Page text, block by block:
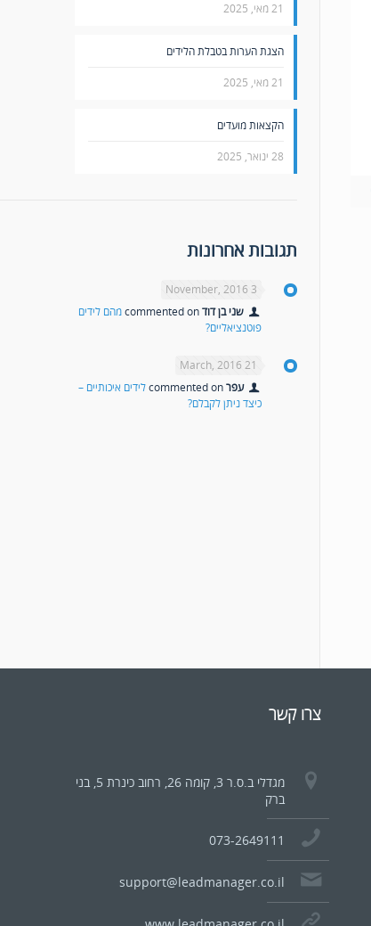
21 מאי, 2025
הצגת הערות בטבלת הלידים
21 מאי, 2025
הקצאות מועדים
28 ינואר, 2025
תגובות אחרונות
3 November, 2016
שני בן דודcommented on
מהם לידים
פוטנציאליים?
21 March, 2016
עפרcommented on
לידים איכותיים –
כיצד ניתן לקבלם?
צרו קשר
מגדלי ב.ס.ר 3, קומה 26, רחוב כינרת 5, בני
ברק
073-2649111
support@leadmanager.co.il